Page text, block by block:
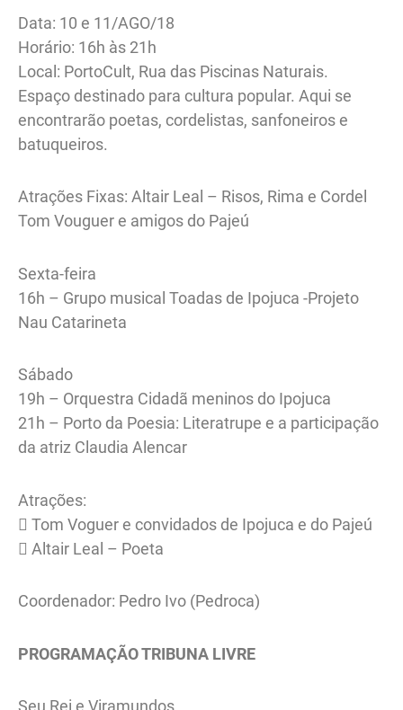
Data: 10 e 11/AGO/18
Horário: 16h às 21h
Local: PortoCult, Rua das Piscinas Naturais.
Espaço destinado para cultura popular. Aqui se
encontrarão poetas, cordelistas, sanfoneiros e
batuqueiros.
Atrações Fixas: Altair Leal – Risos, Rima e Cordel
Tom Vouguer e amigos do Pajeú
Sexta-feira
16h – Grupo musical Toadas de Ipojuca -Projeto
Nau Catarineta
Sábado
19h – Orquestra Cidadã meninos do Ipojuca
21h – Porto da Poesia: Literatrupe e a participação
da atriz Claudia Alencar
Atrações:
 Tom Voguer e convidados de Ipojuca e do Pajeú
 Altair Leal – Poeta
Coordenador: Pedro Ivo (Pedroca)
PROGRAMAÇÃO TRIBUNA LIVRE